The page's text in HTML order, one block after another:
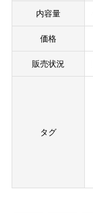
内容量
価格
販売状況
タグ